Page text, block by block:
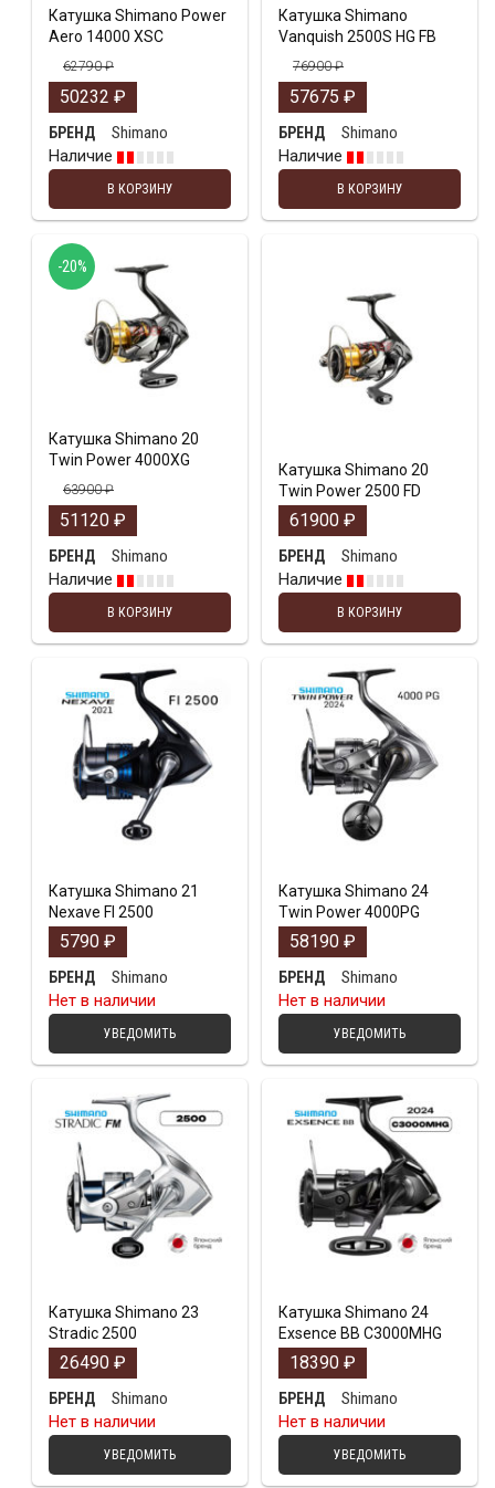
Катушка Shimano Power
Aero 14000 XSC
62790₽
50232 ₽
БРЕНД
Shimano
Наличие
В КОРЗИНУ
Катушка Shimano
Vanquish 2500S HG FB
76900₽
57675 ₽
БРЕНД
Shimano
Наличие
В КОРЗИНУ
Катушка Shimano 20
Twin Power 4000XG
63900₽
51120 ₽
БРЕНД
Shimano
Наличие
В КОРЗИНУ
-20%
Катушка Shimano 20
Twin Power 2500 FD
61900 ₽
БРЕНД
Shimano
Наличие
В КОРЗИНУ
Катушка Shimano 21
Nexave FI 2500
5790 ₽
БРЕНД
Shimano
Нет в наличии
УВЕДОМИТЬ
Катушка Shimano 24
Twin Power 4000PG
58190 ₽
БРЕНД
Shimano
Нет в наличии
УВЕДОМИТЬ
Катушка Shimano 23
Stradic 2500
26490 ₽
БРЕНД
Shimano
Нет в наличии
УВЕДОМИТЬ
Катушка Shimano 24
Exsence BB C3000MHG
18390 ₽
БРЕНД
Shimano
Нет в наличии
УВЕДОМИТЬ